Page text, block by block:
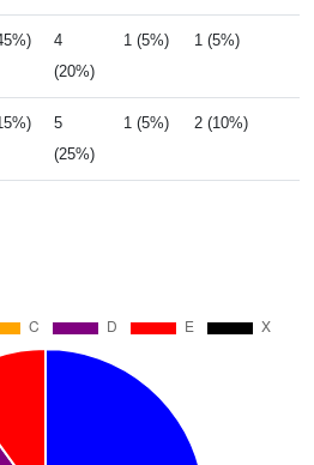
4
(20%)
1 (5%) 1 (5%)
5
(25%)
1 (5%) 2 (10%)